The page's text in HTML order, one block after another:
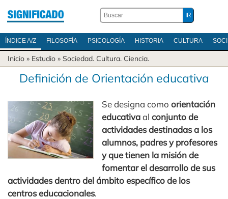
ÍNDICE A/Z FILOSOFÍA PSICOLOGÍA HISTORIA CULTURA
Inicio » Estudio » Sociedad. Cultura. Ciencia.
Definición de Orientación educativa
Se designa comoorientación
educativaalconjunto de
actividades destinadas a los
alumnos, padres y profesores
y que tienen la misión de
fomentar el desarrollo de sus
actividades dentro del ámbito específico de los
centros educacionales.